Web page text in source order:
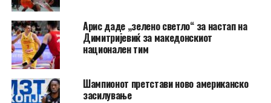
Арис даде „зелено светло“ за настап на
Димитријевиќ за македонскиот
национален тим
Шампионот претстави ново американско
засилување